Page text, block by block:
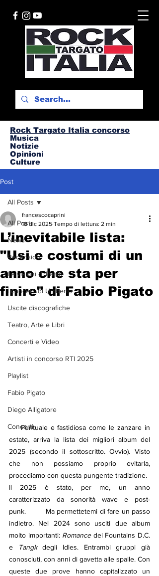
Rock Targato Italia concorso
Musica
Notizie
Opinioni
Culture
Post
All Posts
News
Recensioni
Le visioni di Paolo
I concerti di Umberto
Uscite discografiche
Teatro, Arte e Libri
Concerti e Video
Artisti in concorso RTI 2025
Playlist
Fabio Pigato
Diego Alligatore
Concerti
All Posts
L’inevitabile lista:
"Usi e costumi di un
anno che sta per
finire" di Fabio Pigato
francescocaprini
18 dic 2025 Tempo di lettura: 2 min
    Puntuale e fastidiosa come le zanzare in
estate, arriva la lista dei migliori album del
2025 (secondo il sottoscritto. Ovvio). Visto
che non possiamo proprio evitarla,
procediamo con questa pungente tradizione.
Il 2025 è stato, per me, un anno
caratterizzato da sonorità wave e post-
punk.         Ma permettetemi di fare un passo
indietro. Nel 2024 sono usciti due album
molto importanti: Romance dei Fountains D.C.
e
Tangk degli Idles. Entrambi gruppi già
conosciuti, con anni di gavetta alle spalle. Con
queste due prove hanno capitalizzato un